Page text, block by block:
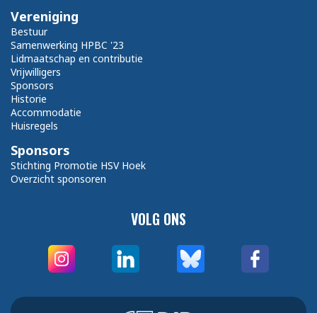
VOLG ONS
Vereniging
Bestuur
Samenwerking HPBC '23
Lidmaatschap en contributie
Vrijwilligers
Sponsors
Historie
Accommodatie
Huisregels
Sponsors
Stichting Promotie HSV Hoek
Overzicht sponsoren